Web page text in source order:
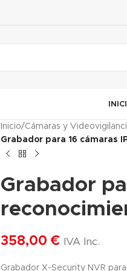
Inicio/Cámaras y
Grabador para 16 cámaras
Grabador
358,00 € IVA Inc.
Grabador X-Security NVR